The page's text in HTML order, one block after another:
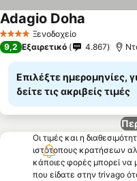
4 ΑστέριαΞενοδοχείο
Adagio Doha
9,2 Εξαιρετικό 4.867
Επιλέξτε ημερομηνίες,
δείτε τις ακριβείς τιμές
Οι τιμές και η
ιστότοπους κρατήσεων
κάποιες φορές μπορεί να
που είδατε στην trivago